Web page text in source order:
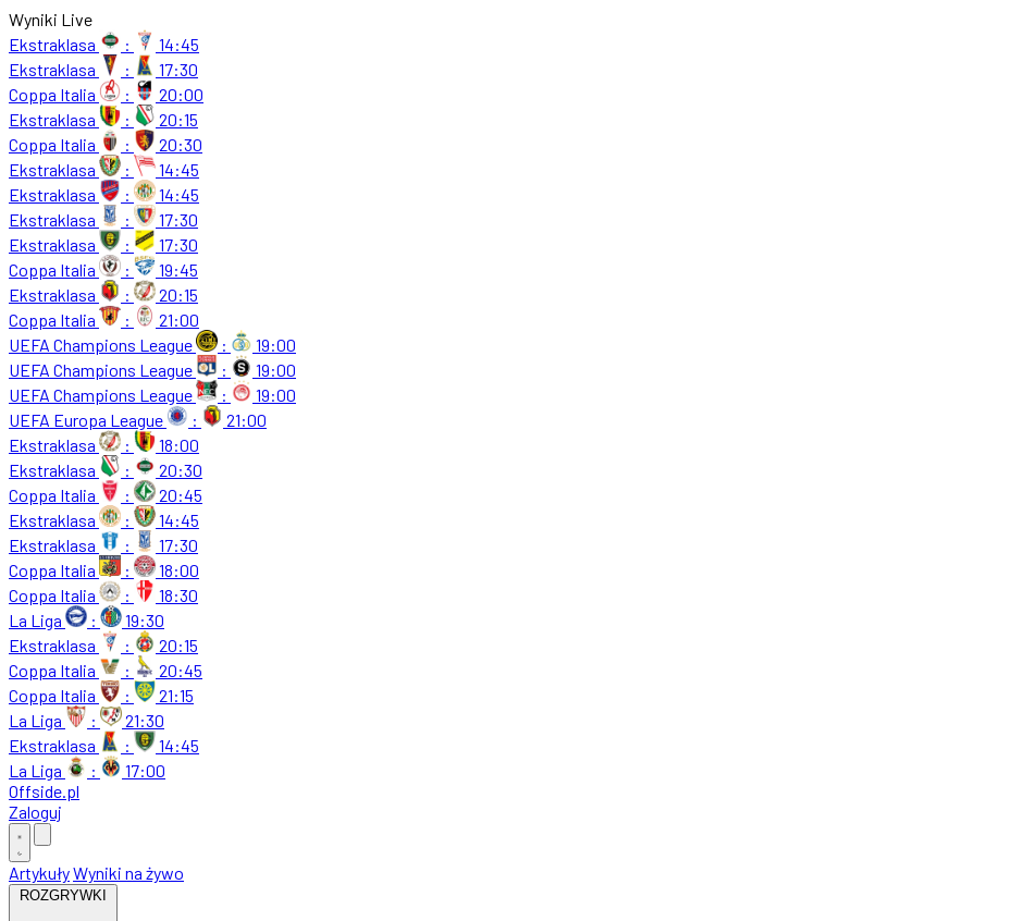
Wyniki Live
Ekstraklasa
:
14:45
Ekstraklasa
:
17:30
Coppa Italia
:
20:00
Ekstraklasa
:
20:15
Coppa Italia
:
20:30
Ekstraklasa
:
14:45
Ekstraklasa
:
14:45
Ekstraklasa
:
17:30
Ekstraklasa
:
17:30
Coppa Italia
:
19:45
Ekstraklasa
:
20:15
Coppa Italia
:
21:00
UEFA Champions League
:
19:00
UEFA Champions League
:
19:00
UEFA Champions League
:
19:00
UEFA Europa League
:
21:00
Ekstraklasa
:
18:00
Ekstraklasa
:
20:30
Coppa Italia
:
20:45
Ekstraklasa
:
14:45
Ekstraklasa
:
17:30
Coppa Italia
:
18:00
Coppa Italia
:
18:30
La Liga
:
19:30
Ekstraklasa
:
20:15
Coppa Italia
:
20:45
Coppa Italia
:
21:15
La Liga
:
21:30
Ekstraklasa
:
14:45
La Liga
:
17:00
Offside.pl
Zaloguj
ArtykułyWyniki na żywo
ROZGRYWKI